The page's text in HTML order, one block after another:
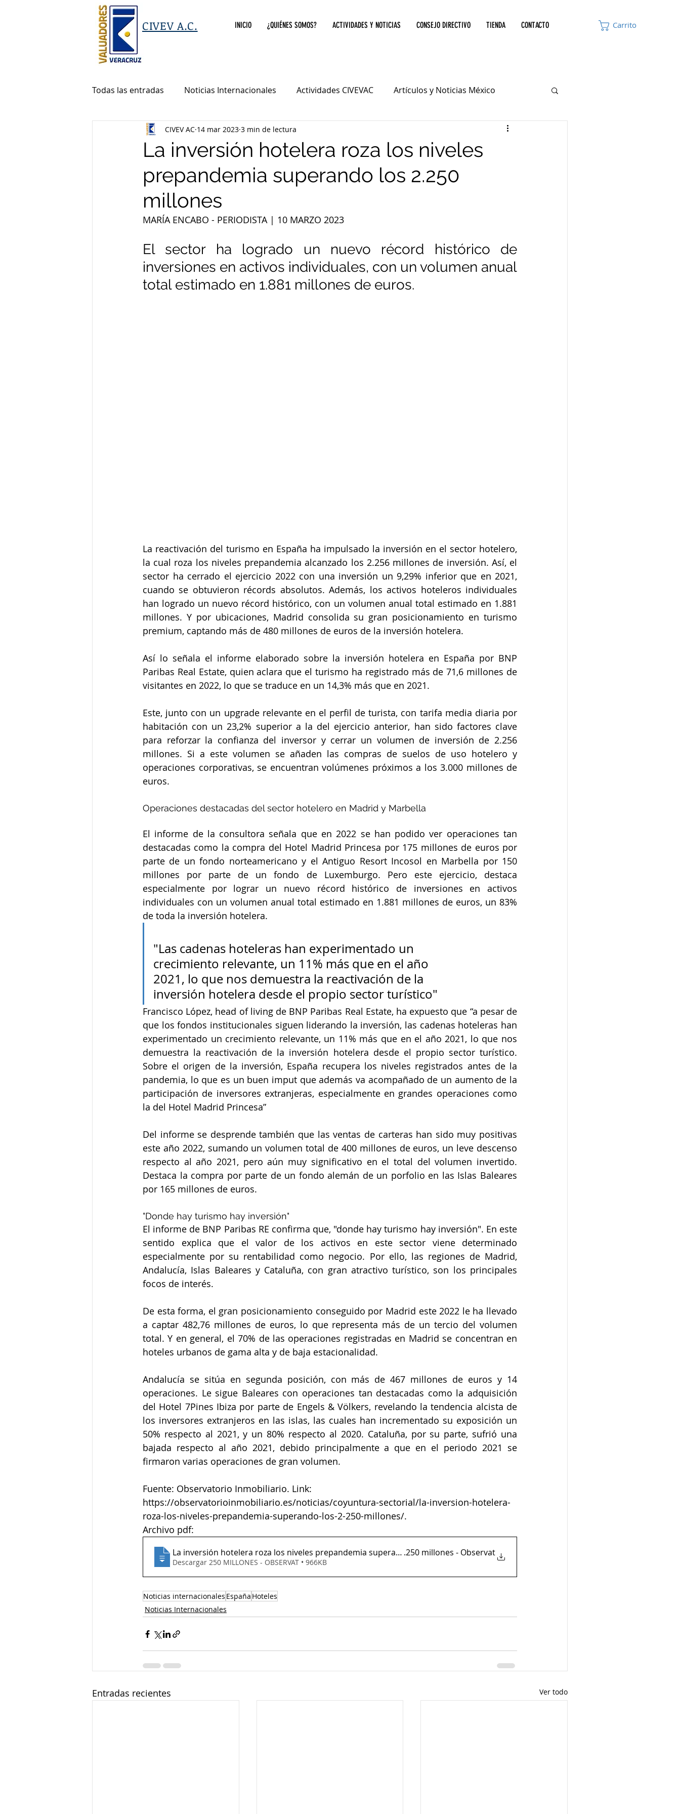
CIVEV A.C. INICIO ¿QUIÉNES SOMOS? ACTIVIDADES Y NOTICIAS CONSEJO DIRECTIVO TIENDA CONTACTO Carrito
Todas las entradas Noticias Internacionales Actividades CIVEVAC Artículos y Noticias México
La inversión hotelera roza los niveles
prepandemia superando los 2.250
millones
CIVEV AC 14 mar 2023 3 min de lectura
MARÍA ENCABO - PERIODISTA | 10 MARZO 2023
El sector ha logrado un nuevo récord histórico de
inversiones en activos individuales, con un volumen anual
total estimado en 1.881 millones de euros.
La reactivación del turismo en España ha impulsado la inversión en el sector hotelero,
la cual roza los niveles prepandemia alcanzado los 2.256 millones de inversión. Así, el
sector ha cerrado el ejercicio 2022 con una inversión un 9,29% inferior que en 2021,
cuando se obtuvieron récords absolutos. Además, los activos hoteleros individuales
han logrado un nuevo récord histórico, con un volumen anual total estimado en 1.881
millones. Y por ubicaciones, Madrid consolida su gran posicionamiento en turismo
premium, captando más de 480 millones de euros de la inversión hotelera.
Así lo señala el informe elaborado sobre la inversión hotelera en España por BNP
Paribas Real Estate, quien aclara que el turismo ha registrado más de 71,6 millones de
visitantes en 2022, lo que se traduce en un 14,3% más que en 2021.
Este, junto con un upgrade relevante en el perfil de turista, con tarifa media diaria por
habitación con un 23,2% superior a la del ejercicio anterior, han sido factores clave
para reforzar la confianza del inversor y cerrar un volumen de inversión de 2.256
millones. Si a este volumen se añaden las compras de suelos de uso hotelero y
operaciones corporativas, se encuentran volúmenes próximos a los 3.000 millones de
euros.
Operaciones destacadas del sector hotelero en Madrid y Marbella
El informe de la consultora señala que en 2022 se han podido ver operaciones tan
destacadas como la compra del Hotel Madrid Princesa por 175 millones de euros por
parte de un fondo norteamericano y el Antiguo Resort Incosol en Marbella por 150
millones por parte de un fondo de Luxemburgo. Pero este ejercicio, destaca
especialmente por lograr un nuevo récord histórico de inversiones en activos
individuales con un volumen anual total estimado en 1.881 millones de euros, un 83%
de toda la inversión hotelera.
"Las cadenas hoteleras han experimentado un
crecimiento relevante, un 11% más que en el año
2021, lo que nos demuestra la reactivación de la
inversión hotelera desde el propio sector turístico"
Francisco López, head of living de BNP Paribas Real Estate, ha expuesto que “a pesar de
que los fondos institucionales siguen liderando la inversión, las cadenas hoteleras han
experimentado un crecimiento relevante, un 11% más que en el año 2021, lo que nos
demuestra la reactivación de la inversión hotelera desde el propio sector turístico.
Sobre el origen de la inversión, España recupera los niveles registrados antes de la
pandemia, lo que es un buen imput que además va acompañado de un aumento de la
participación de inversores extranjeras, especialmente en grandes operaciones como
la del Hotel Madrid Princesa”
Del informe se desprende también que las ventas de carteras han sido muy positivas
este año 2022, sumando un volumen total de 400 millones de euros, un leve descenso
respecto al año 2021, pero aún muy significativo en el total del volumen invertido.
Destaca la compra por parte de un fondo alemán de un porfolio en las Islas Baleares
por 165 millones de euros.
"Donde hay turismo hay inversión"
El informe de BNP Paribas RE confirma que, "donde hay turismo hay inversión". En este
sentido explica que el valor de los activos en este sector viene determinado
especialmente por su rentabilidad como negocio. Por ello, las regiones de Madrid,
Andalucía, Islas Baleares y Cataluña, con gran atractivo turístico, son los principales
focos de interés.
De esta forma, el gran posicionamiento conseguido por Madrid este 2022 le ha llevado
a captar 482,76 millones de euros, lo que representa más de un tercio del volumen
total. Y en general, el 70% de las operaciones registradas en Madrid se concentran en
hoteles urbanos de gama alta y de baja estacionalidad.
Andalucía se sitúa en segunda posición, con más de 467 millones de euros y 14
operaciones. Le sigue Baleares con operaciones tan destacadas como la adquisición
del Hotel 7Pines Ibiza por parte de Engels & Völkers, revelando la tendencia alcista de
los inversores extranjeros en las islas, las cuales han incrementado su exposición un
50% respecto al 2021, y un 80% respecto al 2020. Cataluña, por su parte, sufrió una
bajada respecto al año 2021, debido principalmente a que en el periodo 2021 se
firmaron varias operaciones de gran volumen.
Fuente: Observatorio Inmobiliario. Link:
https://observatorioinmobiliario.es/noticias/coyuntura-sectorial/la-inversion-hotelera-
roza-los-niveles-prepandemia-superando-los-2-250-millones/.
Archivo pdf:
La inversión hotelera roza los niveles prepandemia superando los 2.250 millones - Observat
Descargar 250 MILLONES - OBSERVAT • 966KB
Noticias internacionales España Hoteles
Noticias Internacionales
Entradas recientes Ver todo